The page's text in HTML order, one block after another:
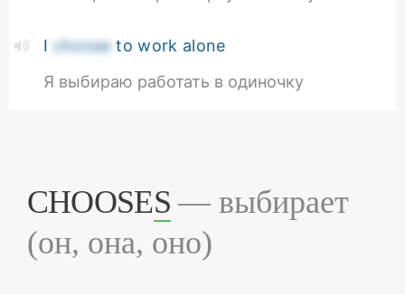
I chooseto work alone
Я выбираю работать в одиночку
CHOOSES — выбирает
(он, она, оно)